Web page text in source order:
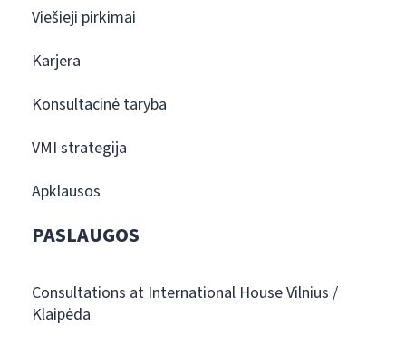
Viešieji pirkimai
Karjera
Konsultacinė taryba
VMI strategija
Apklausos
PASLAUGOS
Consultations at International House Vilnius /
Klaipėda